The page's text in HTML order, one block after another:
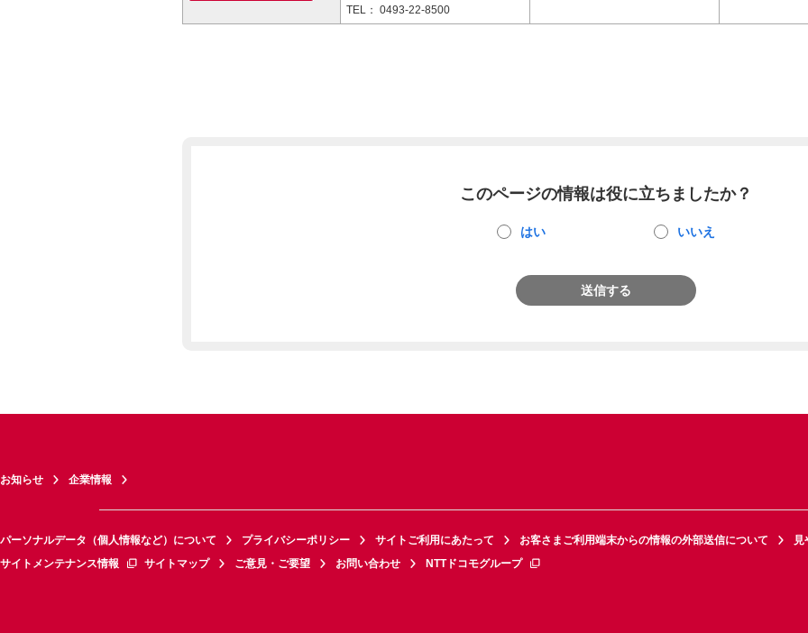
TEL： 0493-22-8500
このページの情報は役に立ちましたか？
はい いいえ
送信する
お知らせ 企業情報
パーソナルデータ（個人情報など）について プライバシーポリシー サイトご利用にあたって お客さまご利用端末からの情報の外部送信について
見
サイトメンテナンス情報
サイトマップ ご意見・ご要望 お問い合わせ NTTドコモグループ